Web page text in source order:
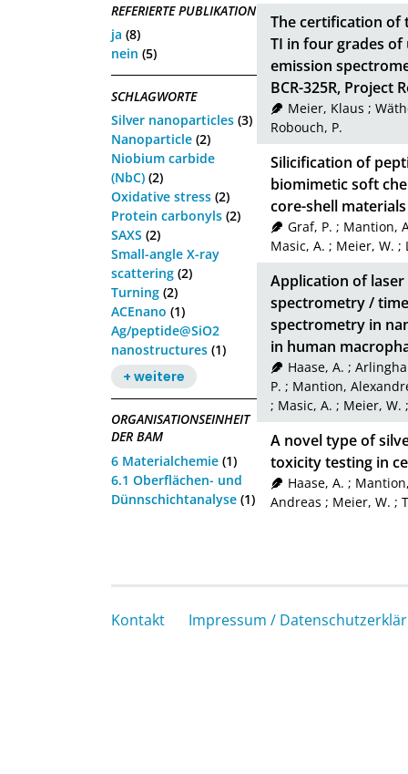
REFERIERTE PUBLIKATION
ja (8)
nein (5)
SCHLAGWORTE
Silver nanoparticles (3)
Nanoparticle (2)
Niobium carbide
(NbC) (2)
Oxidative stress (2)
Protein carbonyls (2)
SAXS (2)
Small-angle X-ray
scattering (2)
Turning (2)
ACEnano (1)
Ag/peptide@SiO2
nanostructures (1)
+ weitere
ORGANISATIONSEINHEIT
DER BAM
6 Materialchemie (1)
6.1 Oberflächen- und
Dünnschichtanalyse (1)
The certification of
TI in four grades
emission
BCR-325R, Project
Meier, Klaus ;
Robouch, P.
Silicification of
biomimetic soft
core-shell materials
Graf, P. ; Mantion,
Masic, A. ; Meier, W. ;
Application of
spectrometry /
spectrometry in
in human
Haase, A. ;
P. ; Mantion,
; Masic, A. ; Meier, W.
A novel type of
toxicity testing in
Haase, A. ;
Andreas ; Meier, W. ;
Kontakt Impressum /